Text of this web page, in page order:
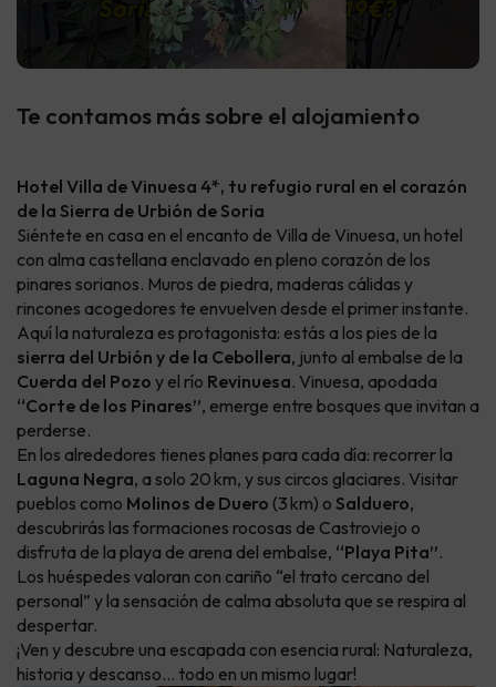
Te contamos más sobre el alojamiento
Hotel Villa de Vinuesa 4*, tu refugio rural en el corazón
de la Sierra de Urbión de Soria
Siéntete en casa en el encanto de Villa de Vinuesa, un hotel
con alma castellana enclavado en pleno corazón de los
pinares sorianos. Muros de piedra, maderas cálidas y
rincones acogedores te envuelven desde el primer instante.
Aquí la naturaleza es protagonista: estás a los pies de la
sierra del Urbión y de la Cebollera, junto al embalse de la
Cuerda del Pozo y el río Revinuesa. Vinuesa, apodada
“Corte de los Pinares”, emerge entre bosques que invitan a
perderse.
En los alrededores tienes planes para cada día: recorrer la
Laguna Negra, a solo 20 km, y sus circos glaciares. Visitar
pueblos como Molinos de Duero (3 km) o Salduero,
descubrirás las formaciones rocosas de Castroviejo o
disfruta de la playa de arena del embalse, “Playa Pita”.
Los huéspedes valoran con cariño “el trato cercano del
personal” y la sensación de calma absoluta que se respira al
despertar.
¡Ven y descubre una escapada con esencia rural: Naturaleza,
historia y descanso… todo en un mismo lugar!